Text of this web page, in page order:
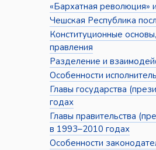
«Бархатная революция»
Чешская Республика
Конституционные
правления
Разделение и
Особенности
Главы государства
годах
Главы правительства
в 1993–2010 годах
Особенности